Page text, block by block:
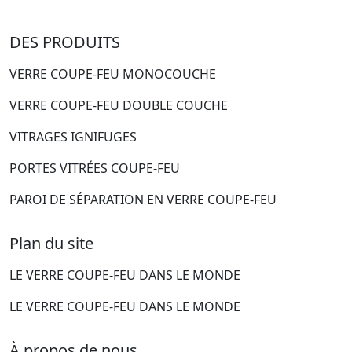
DES PRODUITS
VERRE COUPE-FEU MONOCOUCHE
VERRE COUPE-FEU DOUBLE COUCHE
VITRAGES IGNIFUGES
PORTES VITRÉES COUPE-FEU
PAROI DE SÉPARATION EN VERRE COUPE-FEU
Plan du site
LE VERRE COUPE-FEU DANS LE MONDE
LE VERRE COUPE-FEU DANS LE MONDE